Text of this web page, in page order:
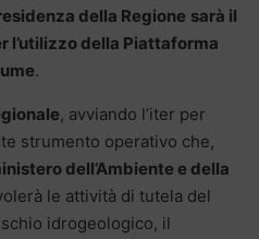
della Regione sarà il
l’utilizzo della Piattaforma
.
, avviando l’iter per
strumento operativo che,
dell’Ambiente e della
le attività di tutela del
idrogeologico, il